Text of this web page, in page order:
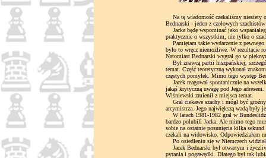
Na tę wiadomość czekaliśmy niestety
Bednarski - jeden z czołowych
Jacka będę wspominać jako
praktycznie o wszystkim, nie tylko o
Pamiętam takie wydarzenie z pewnego
było to wręcz niemożliwe. W rezultacie
Natomiast Bednarski wygrał go w
Był znawcą partii hiszpańskiej,
temat. Część teoretyczną wykonał
częstych pomyłek. Mimo tego występ
Jacek reagował spontanicznie na
jakąś krytyczną uwagę pod Jego
Wiśniewski zmienił z miejsca temat.
Grał ciekawe szachy i mógł być
arcymistrza. Jego największą wadą były
W latach 1981-1982 grał w
bardzo polubili Jacka. Ale mimo tego
sobie na ostatnie posunięcia kilka
czekali na widowisko. Odpowiedziałem
Po osiedleniu się w Niemczech
Jacek Bednarski był otwartym i
pytania i pogawędki. Dlatego był tak